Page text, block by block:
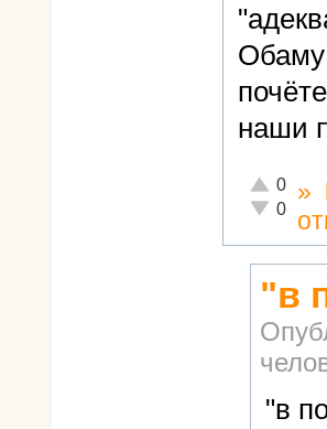
Обаму
наши
Отлично!
0
0
»
"в
"в